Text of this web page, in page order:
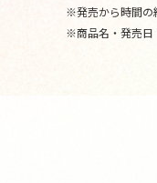
※発売から時間の
※商品名・発売日